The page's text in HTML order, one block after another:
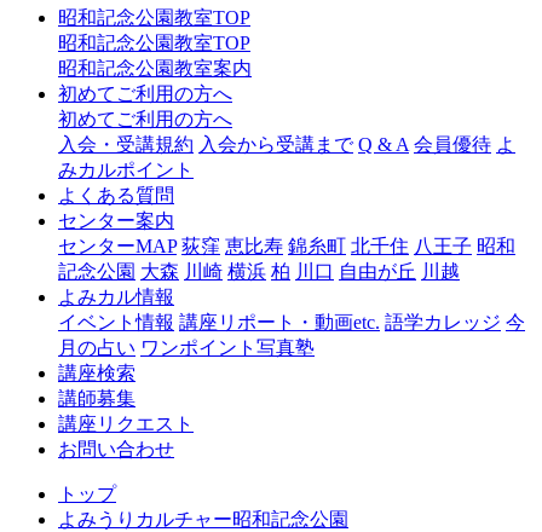
ャ
和
念
昭和記念公園教室TOP
昭和記念公園教室TOP
昭和記念公園教室案内
初めてご利用の方へ
初めてご利用の方へ
入会・受講規約 入会から受講まで Q & A 会員優待 よ
みカルポイント
よくある質問
センター案内
センターMAP 荻窪 恵比寿 錦糸町 北千住 八王子 昭和
記念公園 大森 川崎 横浜 柏 川口 自由が丘 川越
よみカル情報
イベント情報 講座リポート・動画etc. 語学カレッジ 今
月の占い ワンポイント写真塾
講座検索
講師募集
講座リクエスト
お問い合わせ
トップ
よみうりカルチャー昭和記念公園